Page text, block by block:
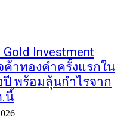
Gold Investment
ค้าทองคำครั้งแรกใน
พร้อมลุ้นกำไรจาก
.นี้